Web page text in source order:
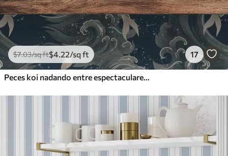
$7.03/sq ft$4.22/sq ft 17
Peces koi nadando entre espectaculares olas oceánicas